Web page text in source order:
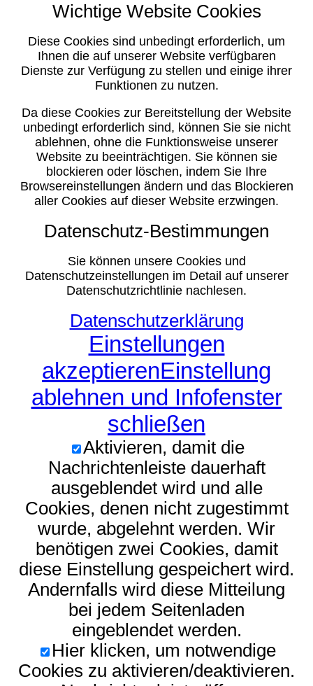
Wichtige Website Cookies
Diese Cookies sind unbedingt erforderlich, um
Ihnen die auf unserer Website verfügbaren
Dienste zur Verfügung zu stellen und einige ihrer
Funktionen zu nutzen.
Da diese Cookies zur Bereitstellung der Website
unbedingt erforderlich sind, können Sie sie nicht
ablehnen, ohne die Funktionsweise unserer
Website zu beeinträchtigen. Sie können sie
blockieren oder löschen, indem Sie Ihre
Browsereinstellungen ändern und das Blockieren
aller Cookies auf dieser Website erzwingen.
Datenschutz-Bestimmungen
Sie können unsere Cookies und
Datenschutzeinstellungen im Detail auf unserer
Datenschutzrichtlinie nachlesen.
Datenschutzerklärung
Einstellungen
akzeptierenEinstellung
ablehnen und Infofenster
schließen
Aktivieren, damit die
Nachrichtenleiste dauerhaft
ausgeblendet wird und alle
Cookies, denen nicht zugestimmt
wurde, abgelehnt werden. Wir
benötigen zwei Cookies, damit
diese Einstellung gespeichert wird.
Andernfalls wird diese Mitteilung
bei jedem Seitenladen
eingeblendet werden.
Hier klicken, um notwendige
Cookies zu aktivieren/deaktivieren.